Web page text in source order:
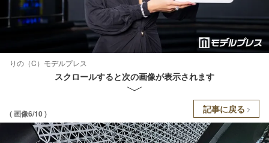
りの（C）モデルプレス
スクロールすると次の画像が表示されます
( 画像6/10 ) 記事に戻る